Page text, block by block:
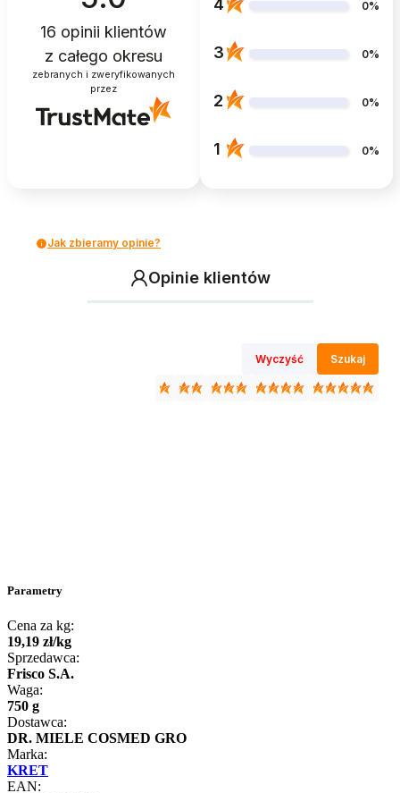
16 opinii klientów
z całego okresu
zebranych i zweryfikowanych
przez
4 0%
3 0%
2 0%
1 0%
Jak zbieramy opinie?
Opinie klientów
Wyczyść Szukaj
Parametry
Cena za kg:
19,19 zł/kg
Sprzedawca:
Frisco S.A.
Waga:
750 g
Dostawca:
DR. MIELE COSMED GRO
Marka:
KRET
EAN: